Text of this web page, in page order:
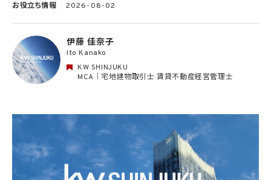
る運営、サービスの利用状況等を分析した情報を用いたシステムの改善及び開発並びに
することについて同意を撤回し又は異議を述べた場合には、当社はただちにその旨を当
該第三者に通知するものとします。
3. 個人情報利用目的の変更
4. 個人情報利用の制限
4.1 当社は、個人情報保護法その他の法令により許容される場合を除き、本人の同意を得
ず、利用目的の達成に必要な範囲を超えて個人情報を取り扱いません。但し、次の場合は
この限りではありません。
(1) 法令に基づく場合
(2) 人の生命、身体又は財産の保護のために必要がある場合であって、本人の同意を得
お役立ち情報 2026-08-02
伊藤 佳奈子
Ito Kanako
KW SHINJUKU
MCA｜宅地建物取引士 賃貸不動産経営管理士